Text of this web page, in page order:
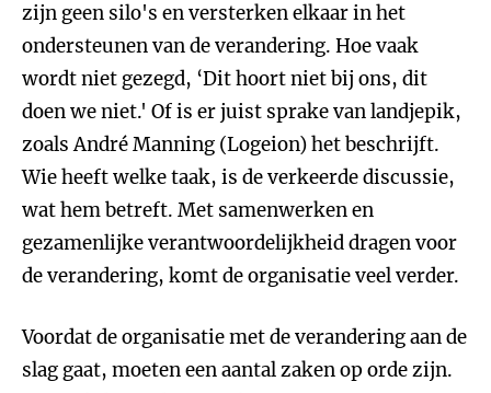
zijn geen silo's en versterken elkaar in het
ondersteunen van de verandering. Hoe vaak
wordt niet gezegd, ‘Dit hoort niet bij ons, dit
doen we niet.' Of is er juist sprake van landjepik,
zoals André Manning (Logeion) het beschrijft.
Wie heeft welke taak, is de verkeerde discussie,
wat hem betreft. Met samenwerken en
gezamenlijke verantwoordelijkheid dragen voor
de verandering, komt de organisatie veel verder.
Voordat de organisatie met de verandering aan de
slag gaat, moeten een aantal zaken op orde zijn.